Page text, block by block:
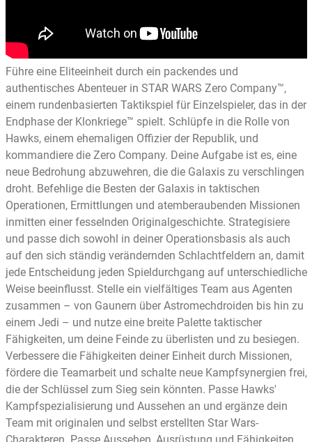
Führe eine Eliteeinheit durch ein packendes und
authentisches Abenteuer in STAR WARS Zero Company™,
einem rundenbasierten Taktikspiel für Einzelspieler, das in der
Endphase der Klonkriege™ spielt. Schlüpfe in die Rolle von
Hawks, einem ehemaligen Offizier der Republik, und
kommandiere die Zero Company. Deine Aufgabe ist es, eine
neue Bedrohung abzuwehren, die die Galaxis zu verschlingen
droht. Befehlige die Besten der Galaxis in taktischen
Operationen, Ermittlungen und atemberaubenden Missionen
inmitten einer fesselnden Originalgeschichte. Strategisiere
und passe dich sowohl in deiner Operationsbasis als auch
auf den sich ständig verändernden Schlachtfeldern an, damit
jede Entscheidung jeden Spieldurchgang auf unterschiedliche
Weise beeinflusst. Stelle ein vielfältiges Team aus Agenten
zusammen – von Gaunern über Astromechdroiden bis hin zu
einem Jedi – und nutze eine breite Palette taktischer
Fähigkeiten, um deine Feinde zu überlisten und zu besiegen.
Verbessere die Fähigkeiten deiner Einheit durch Missionen,
fördere die Teamarbeit und schalte neue Kampfsynergien frei,
die der Schlüssel zum Sieg sein könnten. Passe Hawks'
Kampfspezialisierung und Aussehen an und ergänze dein
Team mit originalen und selbst erstellten Star Wars-